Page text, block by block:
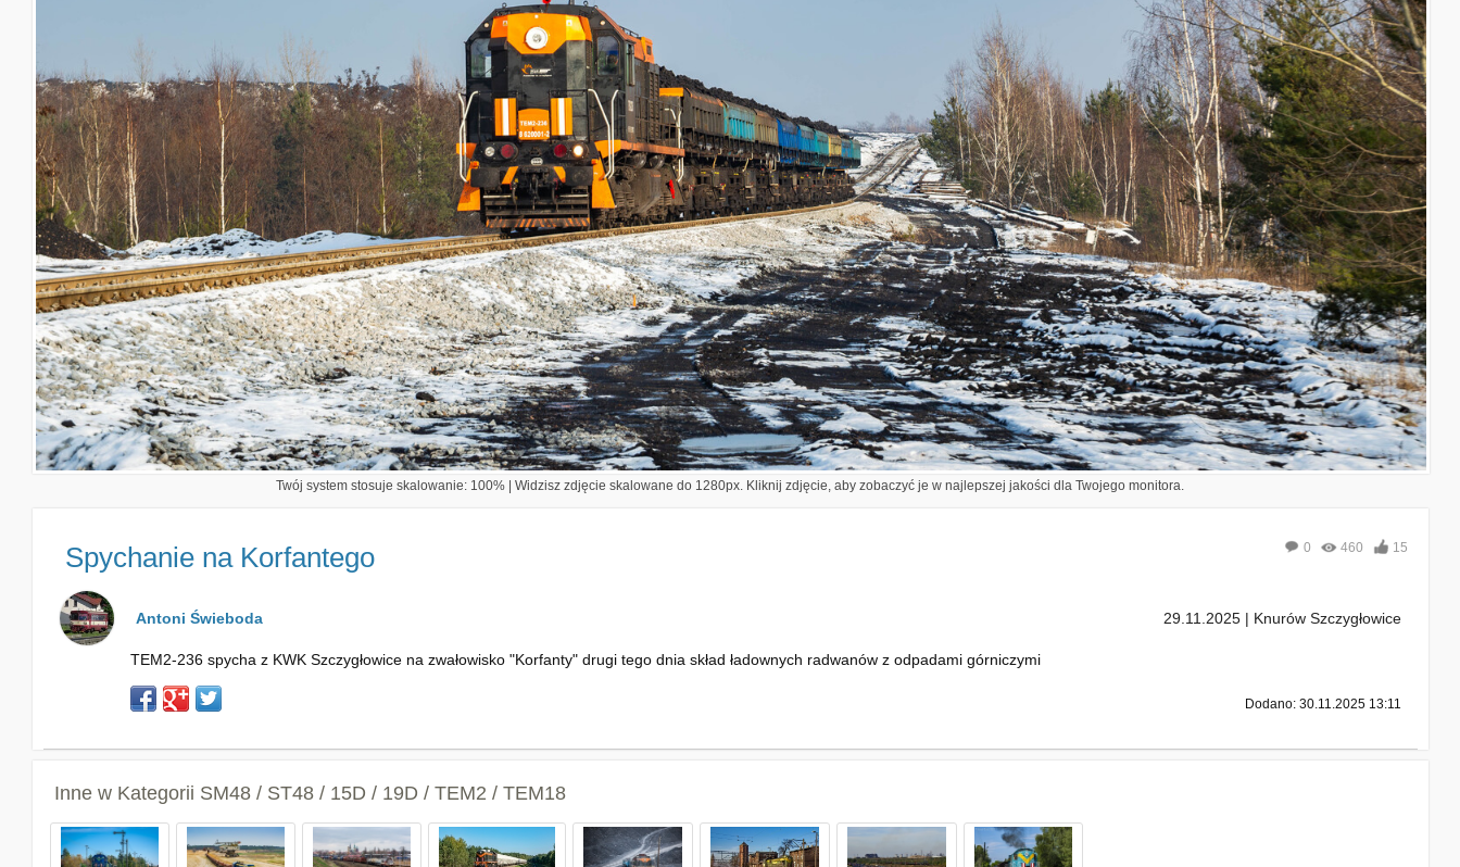
Twój system stosuje skalowanie: 100% | Widzisz zdjęcie skalowane do 1280px. Kliknij zdjęcie, aby zobaczyć je w najlepszej jakości dla Twojego monitora.
Spychanie na Korfantego 0 460 15
Antoni Świeboda 29.11.2025 | Knurów Szczygłowice
TEM2-236 spycha z KWK Szczygłowice na zwałowisko "Korfanty" drugi tego dnia skład ładownych radwanów z odpadami górniczymi
Dodano: 30.11.2025 13:11
Inne w Kategorii SM48 / ST48 / 15D / 19D / TEM2 / TEM18